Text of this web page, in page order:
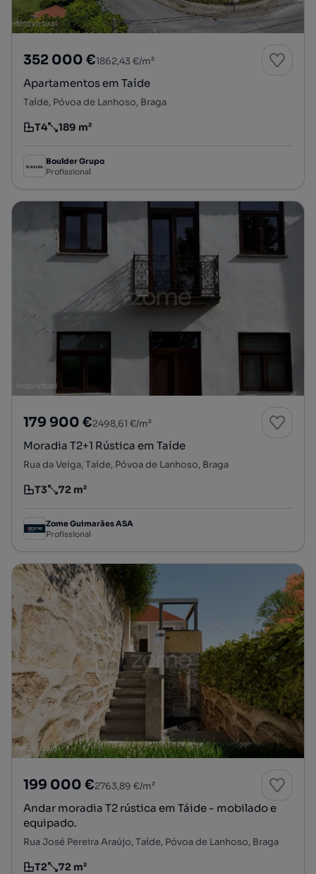
352 000 €1862,43 €/m²
Apartamentos em Taíde
Taíde, Póvoa de Lanhoso, Braga
Tipologia
T4
Preço por metro quadrado
189 m²
Boulder Grupo
Profissional
179 900 €2498,61 €/m²
Moradia T2+1 Rústica em Taíde
Rua da Veiga, Taíde, Póvoa de Lanhoso, Braga
Tipologia
T3
Preço por metro quadrado
72 m²
Zome Guimarães ASA
Profissional
199 000 €2763,89 €/m²
Andar moradia T2 rústica em Táide - mobilado e
equipado.
Rua José Pereira Araújo, Taíde, Póvoa de Lanhoso, Braga
T2 72 m²